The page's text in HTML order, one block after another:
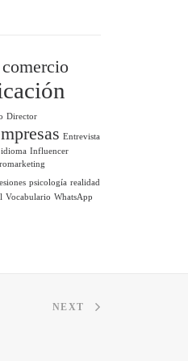
comercio
Director
Entrevista
idioma Influencer
psicología realidad
Vocabulario WhatsApp
NEXT